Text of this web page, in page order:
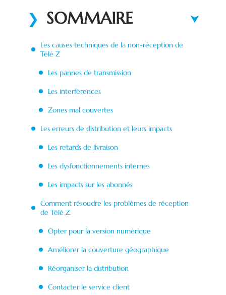
SOMMAIRE
Les causes techniques de la non-réception de
Télé Z
Les pannes de transmission
Les interférences
Zones mal couvertes
Les erreurs de distribution et leurs impacts
Les retards de livraison
Les dysfonctionnements internes
Les impacts sur les abonnés
Comment résoudre les problèmes de réception
de Télé Z
Opter pour la version numérique
Améliorer la couverture géographique
Réorganiser la distribution
Contacter le service client